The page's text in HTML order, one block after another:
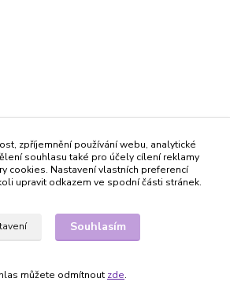
zpříjemnění používání webu, analytické
souhlasu také pro účely cílení reklamy
cookies. Nastavení vlastních preferencí
upravit odkazem ve spodní části stránek.
Souhlasím
můžete odmítnout zde.